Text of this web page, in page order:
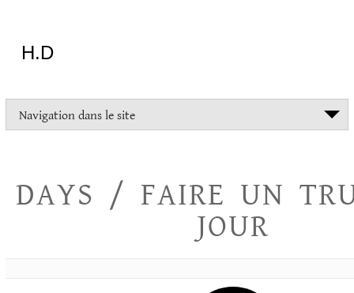
H.D
tout
essayer
Navigation dans le site
DAYS / FAIRE UN
JOUR